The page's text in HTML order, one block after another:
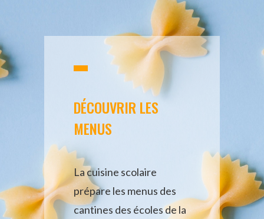
DÉCOUVRIR LES
MENUS
La cuisine scolaire
prépare les menus des
cantines des écoles de la